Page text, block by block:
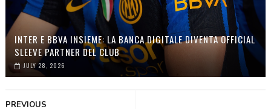
INTER E BBVA INSIEME: LA BANCA DIGITALE DIVENTA OFFICIAL
SLEEVE PARTNER DEL CLUB
JULY 28, 2026
PREVIOUS